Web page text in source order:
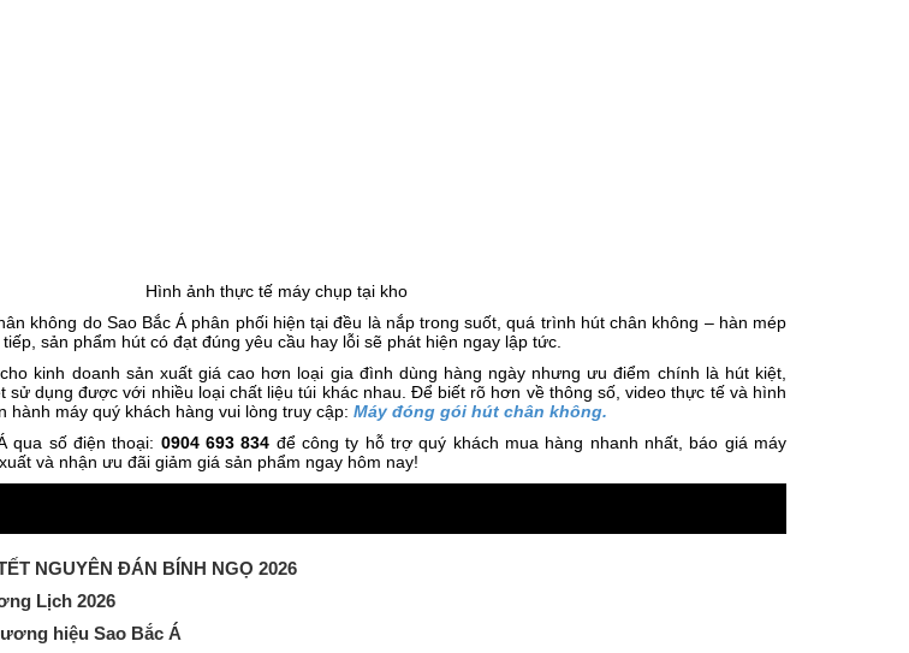
Hình ảnh thực tế máy chụp tại kho
không do Sao Bắc Á phân phối hiện tại đều là nắp trong suốt, quá trình hút chân không – hàn mép
sản phẩm hút có đạt đúng yêu cầu hay lỗi sẽ phát hiện ngay lập tức.
kinh doanh sản xuất giá cao hơn loại gia đình dùng hàng ngày nhưng ưu điểm chính là hút kiệt,
sử dụng được với nhiều loại chất liệu túi khác nhau. Để biết rõ hơn về thông số, video thực tế và hình
hành máy quý khách hàng vui lòng truy cập: Máy đóng gói hút chân không.
qua số điện thoại: 0904 693 834 để công ty hỗ trợ quý khách mua hàng nhanh nhất, báo giá máy
và nhận ưu đãi giảm giá sản phẩm ngay hôm nay!
NGUYÊN ĐÁN BÍNH NGỌ 2026
Lịch 2026
hiệu Sao Bắc Á